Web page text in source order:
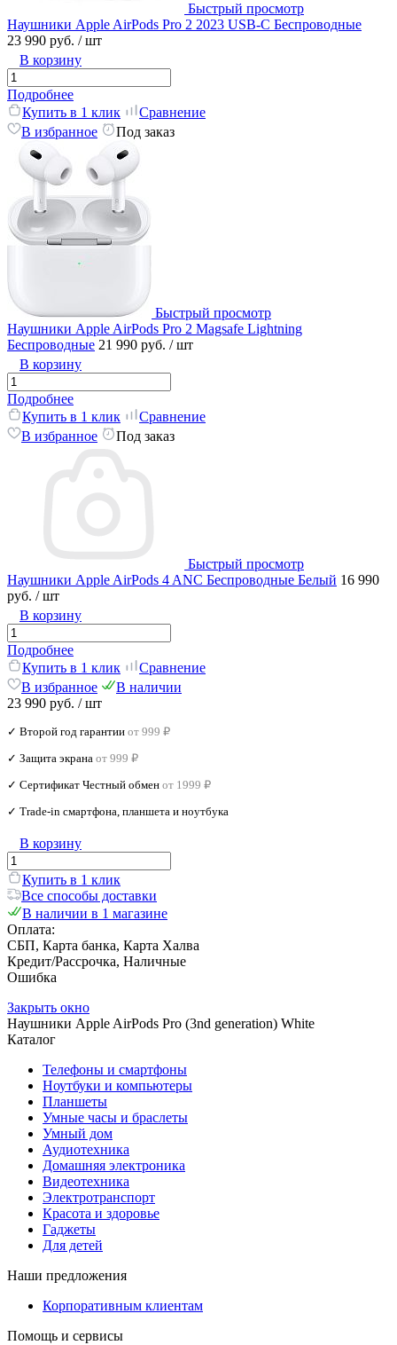
Быстрый просмотр
Наушники Apple AirPods Pro 2 2023 USB-C Беспроводные
23 990 руб. / шт
В корзину
Подробнее
Купить в 1 клик
Сравнение
В избранное
Под заказ
Быстрый просмотр
Наушники Apple AirPods Pro 2 Magsafe Lightning
Беспроводные 21 990 руб. / шт
В корзину
Подробнее
Купить в 1 клик
Сравнение
В избранное
Под заказ
Быстрый просмотр
Наушники Apple AirPods 4 ANC Беспроводные Белый 16 990
руб. / шт
В корзину
Подробнее
Купить в 1 клик
Сравнение
В избранное
В наличии
23 990 руб. / шт
✓ Второй год гарантии от 999 ₽
✓ Защита экрана от 999 ₽
✓ Сертификат Честный обмен от 1999 ₽
✓ Trade‑in смартфона, планшета и ноутбука
В корзину
Купить в 1 клик
Все способы доставки
В наличии в 1 магазине
Оплата:
СБП, Карта банка, Карта Халва
Кредит/Рассрочка, Наличные
Ошибка
Закрыть окно
Наушники Apple AirPods Pro (3nd generation) White
Каталог
Телефоны и смартфоны
Ноутбуки и компьютеры
Планшеты
Умные часы и браслеты
Умный дом
Аудиотехника
Домашняя электроника
Видеотехника
Электротранспорт
Красота и здоровье
Гаджеты
Для детей
Наши предложения
Корпоративным клиентам
Помощь и сервисы